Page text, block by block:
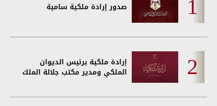
صدور إرادة ملكية سامية
إرادة ملكية برئيس الديوان
الملكي ومدير مكتب جلالة الملك